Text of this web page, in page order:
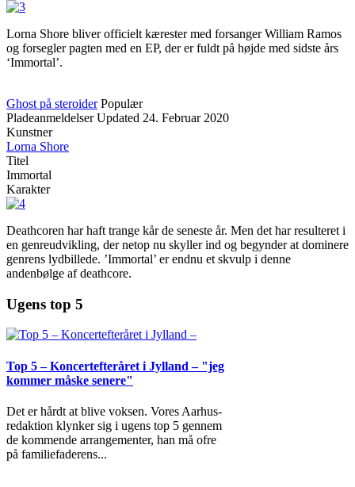
Lorna Shore bliver officielt kærester med forsanger William Ramos
og forsegler pagten med en EP, der er fuldt på højde med sidste års
‘Immortal’.
Ghost på steroider Populær
Pladeanmeldelser Updated 24. Februar 2020
Kunstner
Lorna Shore
Titel
Immortal
Karakter
Deathcoren har haft trange kår de seneste år. Men det har resulteret i
en genreudvikling, der netop nu skyller ind og begynder at dominere
genrens lydbillede. ’Immortal’ er endnu et skvulp i denne
andenbølge af deathcore.
Ugens top 5
Top 5 – Koncertefteråret i Jylland – "jeg
kommer måske senere"
Det er hårdt at blive voksen. Vores Aarhus-
redaktion klynker sig i ugens top 5 gennem
de kommende arrangementer, han må ofre
på familiefaderens...